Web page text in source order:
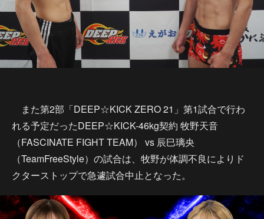
また第2部「DEEP☆KICK ZERO 21」第1試合で行わ
れる予定だったDEEP☆KICK-46kg契約 牧野天音
（FASCINATE FIGHT TEAM） vs 辰巳璃央
（TeamFreeStyle）の試合は、牧野が体調不良によりド
クターストップで急遽試合中止となった。